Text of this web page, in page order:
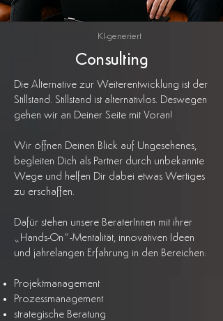
KI-generiert
Consulting
Die Alternative zur Weiterentwicklung ist der
Stillstand. Stillstand ist alternativlos. Deswegen
gehen wir an Deiner Seite mit Voran!
Wir öffnen Deinen Blick auf Ungesehenes,
begleiten Dich als Partner durch unbekannte
Wege und helfen Dir dabei etwas Wertiges
zu erschaffen.
Dafür stehen unsere BeraterInnen mit ihrer
„Hands-On“-Mentalität, innovativen Ideen
und jahrelangen Erfahrung in den Bereichen:
Projektmanagement
Prozessmanagement
strategische Beratung